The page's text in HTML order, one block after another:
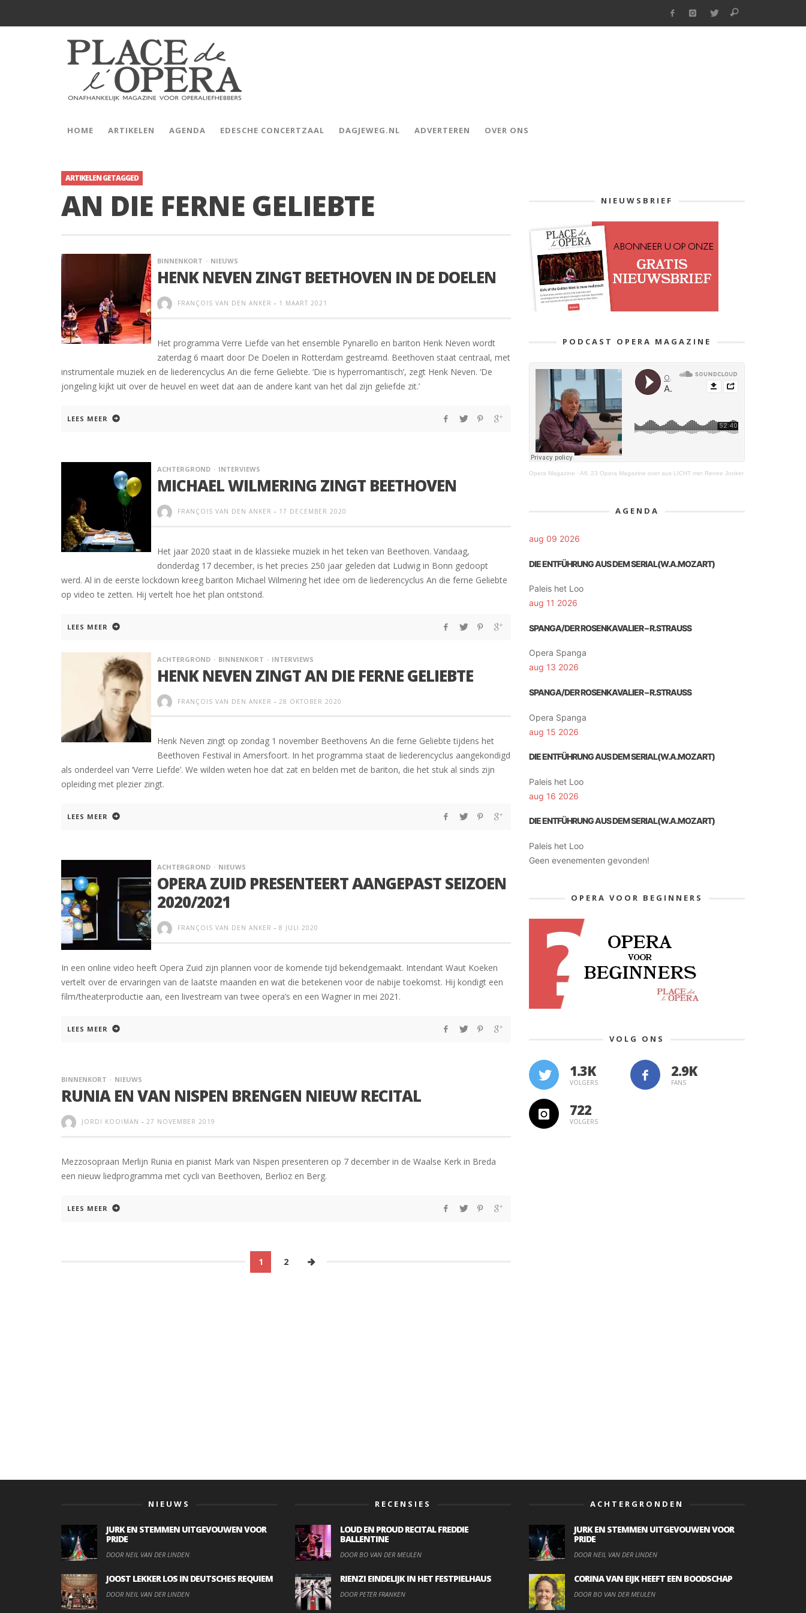
HOME ARTIKELEN AGENDA EDESCHE CONCERTZAAL DAGJEWEG.NL ADVERTEREN OVER ONS
ARTIKELEN GETAGGED
AN DIE FERNE GELIEBTE
BINNENKORT NIEUWS
HENK NEVEN ZINGT BEETHOVEN IN DE DOELEN
FRANÇOIS VAN DEN ANKER - 1 MAART 2021
Het programma Verre Liefde van het ensemble Pynarello en bariton Henk Neven wordt
zaterdag 6 maart door De Doelen in Rotterdam gestreamd. Beethoven staat centraal, met
instrumentale muziek en de liederencyclus An die ferne Geliebte. ‘Die is hyperromantisch’, zegt Henk Neven. ‘De
jongeling kijkt uit over de heuvel en weet dat aan de andere kant van het dal zijn geliefde zit.’
LEES MEER
ACHTERGROND INTERVIEWS
MICHAEL WILMERING ZINGT BEETHOVEN
FRANÇOIS VAN DEN ANKER - 17 DECEMBER 2020
Het jaar 2020 staat in de klassieke muziek in het teken van Beethoven. Vandaag,
donderdag 17 december, is het precies 250 jaar geleden dat Ludwig in Bonn gedoopt
werd. Al in de eerste lockdown kreeg bariton Michael Wilmering het idee om de liederencyclus An die ferne Geliebte
op video te zetten. Hij vertelt hoe het plan ontstond.
LEES MEER
ACHTERGROND BINNENKORT INTERVIEWS
HENK NEVEN ZINGT AN DIE FERNE GELIEBTE
FRANÇOIS VAN DEN ANKER - 28 OKTOBER 2020
Henk Neven zingt op zondag 1 november Beethovens An die ferne Geliebte tijdens het
Beethoven Festival in Amersfoort. In het programma staat de liederencyclus aangekondigd
als onderdeel van ‘Verre Liefde’. We wilden weten hoe dat zat en belden met de bariton, die het stuk al sinds zijn
opleiding met plezier zingt.
LEES MEER
ACHTERGROND NIEUWS
OPERA ZUID PRESENTEERT AANGEPAST SEIZOEN
2020/2021
FRANÇOIS VAN DEN ANKER - 8 JULI 2020
In een online video heeft Opera Zuid zijn plannen voor de komende tijd bekendgemaakt. Intendant Waut Koeken
vertelt over de ervaringen van de laatste maanden en wat die betekenen voor de nabije toekomst. Hij kondigt een
film/theaterproductie aan, een livestream van twee opera’s en een Wagner in mei 2021.
LEES MEER
BINNENKORT NIEUWS
RUNIA EN VAN NISPEN BRENGEN NIEUW RECITAL
JORDI KOOIMAN - 27 NOVEMBER 2019
Mezzosopraan Merlijn Runia en pianist Mark van Nispen presenteren op 7 december in de Waalse Kerk in Breda
een nieuw liedprogramma met cycli van Beethoven, Berlioz en Berg.
LEES MEER
1 2
NIEUWSBRIEF
PODCAST OPERA MAGAZINE
Opera Magazine · Afl. 23 Opera Magazine over aus LICHT met Renee Jonker
AGENDA
aug 09 2026
DIE ENTFÜHRUNG AUS DEM SERIAL(W.A.MOZART)
Paleis het Loo
aug 11 2026
SPANGA/DER ROSENKAVALIER – R.STRAUSS
Opera Spanga
aug 13 2026
SPANGA/DER ROSENKAVALIER – R.STRAUSS
Opera Spanga
aug 15 2026
DIE ENTFÜHRUNG AUS DEM SERIAL(W.A.MOZART)
Paleis het Loo
aug 16 2026
DIE ENTFÜHRUNG AUS DEM SERIAL(W.A.MOZART)
Paleis het Loo
Geen evenementen gevonden!
OPERA VOOR BEGINNERS
VOLG ONS
1.3K
VOLGERS FANS
722
VOLGERS
NIEUWS
JURK EN STEMMEN UITGEVOUWEN VOOR
PRIDE
DOOR NEIL VAN DER LINDEN
JOOST LEKKER LOS IN DEUTSCHES REQUIEM
DOOR NEIL VAN DER LINDEN
RECENSIES
LOUD EN PROUD RECITAL FREDDIE
BALLENTINE
DOOR BO VAN DER MEULEN
RIENZI EINDELIJK IN HET FESTPIELHAUS
DOOR PETER FRANKEN
ACHTERGRONDEN
JURK EN STEMMEN UITGEVOUWEN VOOR
PRIDE
DOOR NEIL VAN DER LINDEN
CORINA VAN EIJK HEEFT EEN BOODSCHAP
DOOR BO VAN DER MEULEN